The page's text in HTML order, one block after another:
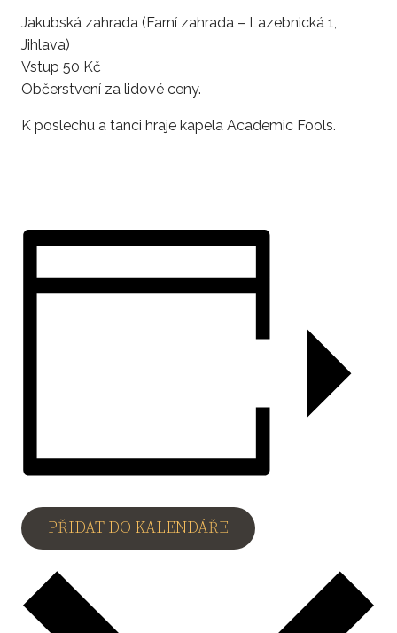
Jakubská zahrada (Farní zahrada – Lazebnická 1,
Jihlava)
Vstup 50 Kč
Občerstvení za lidové ceny.
K poslechu a tanci hraje kapela Academic Fools.
PŘIDAT DO KALENDÁŘE